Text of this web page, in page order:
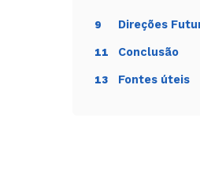
Investigar a
9 Direções
11 Conclusão
13 Fontes úteis